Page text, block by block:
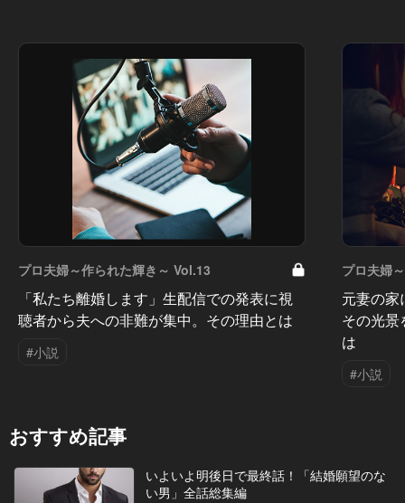
プロ夫婦～作られた輝き～ Vol.13
「私たち離婚します」生配信での発表に視
聴者から夫への非難が集中。その理由とは
#小説
プロ夫婦
元妻の
その光
は
#小説
おすすめ記事
いよいよ明後日で最終話！「結婚願望のな
い男」全話総集編